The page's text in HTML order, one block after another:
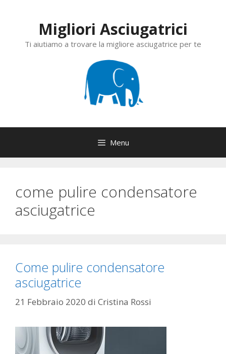
Migliori Asciugatrici
Ti aiutiamo a trovare la migliore asciugatrice per te
Menu
come pulire condensatore
asciugatrice
Come pulire condensatore
asciugatrice
21 Febbraio 2020 di Cristina Rossi